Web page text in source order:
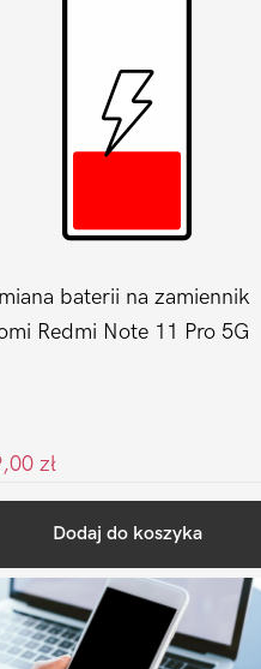
baterii na zamiennik
Redmi Note 11 Pro 5G
zł
Dodaj do koszyka